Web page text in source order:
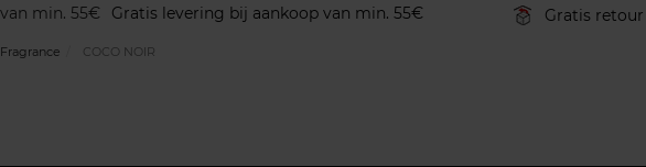
Gratis levering bij aankoop van min. 55€ Gratis
Fragrance COCO NOIR